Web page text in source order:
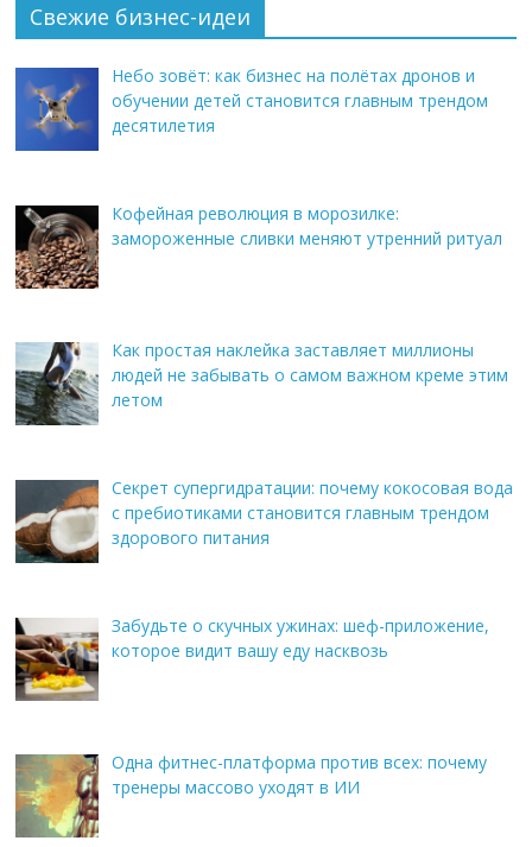
Свежие бизнес-идеи
Небо зовёт: как бизнес на полётах дронов и
обучении детей становится главным трендом
десятилетия
Кофейная революция в морозилке:
замороженные сливки меняют утренний ритуал
Как простая наклейка заставляет миллионы
людей не забывать о самом важном креме этим
летом
Секрет супергидратации: почему кокосовая вода
с пребиотиками становится главным трендом
здорового питания
Забудьте о скучных ужинах: шеф-приложение,
которое видит вашу еду насквозь
Одна фитнес-платформа против всех: почему
тренеры массово уходят в ИИ